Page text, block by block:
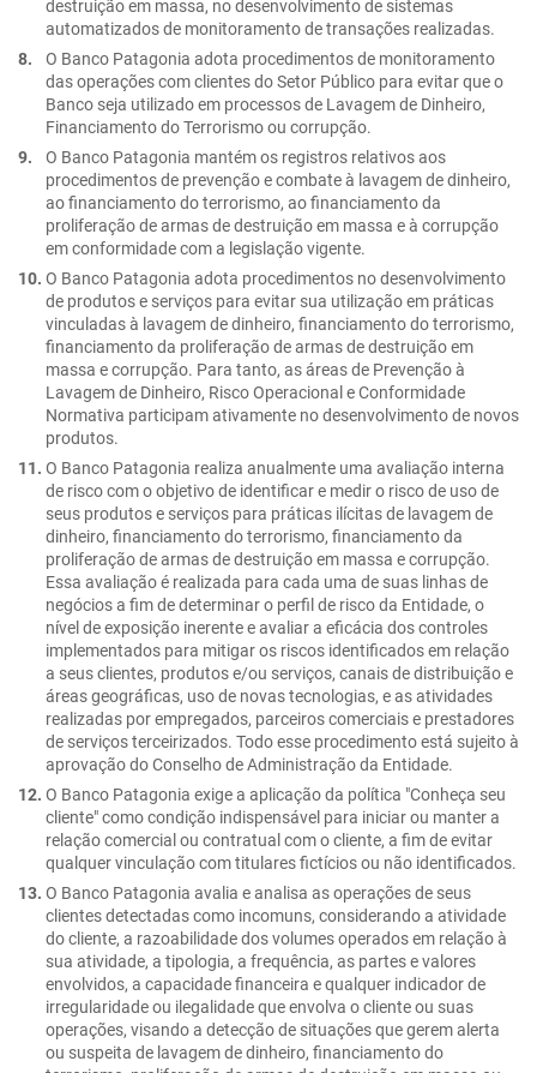
destruição em massa, no desenvolvimento de sistemas
automatizados de monitoramento de transações realizadas.
O Banco Patagonia adota procedimentos de monitoramento
das operações com clientes do Setor Público para evitar que o
Banco seja utilizado em processos de Lavagem de Dinheiro,
Financiamento do Terrorismo ou corrupção.
O Banco Patagonia mantém os registros relativos aos
procedimentos de prevenção e combate à lavagem de dinheiro,
ao financiamento do terrorismo, ao financiamento da
proliferação de armas de destruição em massa e à corrupção
em conformidade com a legislação vigente.
O Banco Patagonia adota procedimentos no desenvolvimento
de produtos e serviços para evitar sua utilização em práticas
vinculadas à lavagem de dinheiro, financiamento do terrorismo,
financiamento da proliferação de armas de destruição em
massa e corrupção. Para tanto, as áreas de Prevenção à
Lavagem de Dinheiro, Risco Operacional e Conformidade
Normativa participam ativamente no desenvolvimento de novos
produtos.
O Banco Patagonia realiza anualmente uma avaliação interna
de risco com o objetivo de identificar e medir o risco de uso de
seus produtos e serviços para práticas ilícitas de lavagem de
dinheiro, financiamento do terrorismo, financiamento da
proliferação de armas de destruição em massa e corrupção.
Essa avaliação é realizada para cada uma de suas linhas de
negócios a fim de determinar o perfil de risco da Entidade, o
nível de exposição inerente e avaliar a eficácia dos controles
implementados para mitigar os riscos identificados em relação
a seus clientes, produtos e/ou serviços, canais de distribuição e
áreas geográficas, uso de novas tecnologias, e as atividades
realizadas por empregados, parceiros comerciais e prestadores
de serviços terceirizados. Todo esse procedimento está sujeito à
aprovação do Conselho de Administração da Entidade.
O Banco Patagonia exige a aplicação da política "Conheça seu
cliente" como condição indispensável para iniciar ou manter a
relação comercial ou contratual com o cliente, a fim de evitar
qualquer vinculação com titulares fictícios ou não identificados.
O Banco Patagonia avalia e analisa as operações de seus
clientes detectadas como incomuns, considerando a atividade
do cliente, a razoabilidade dos volumes operados em relação à
sua atividade, a tipologia, a frequência, as partes e valores
envolvidos, a capacidade financeira e qualquer indicador de
irregularidade ou ilegalidade que envolva o cliente ou suas
operações, visando a detecção de situações que gerem alerta
ou suspeita de lavagem de dinheiro, financiamento do